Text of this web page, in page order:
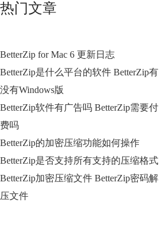
热门文章
BetterZip for Mac 6 更新日志
BetterZip是什么平台的软件 BetterZip有
没有Windows版
BetterZip软件有广告吗 BetterZip需要付
费吗
BetterZip的加密压缩功能如何操作
BetterZip是否支持所有支持的压缩格式
BetterZip加密压缩文件 BetterZip密码解
压文件